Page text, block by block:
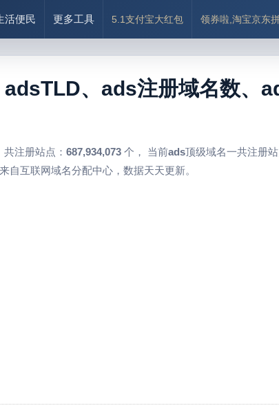
活便民 更多工具 5.1支付宝大红包 领券啦,淘宝京东
、ads注册域名数、
注册站点： 687,934,073 个， 当前ads顶级域名一共注册站
互联网域名分配中心，数据天天更新。